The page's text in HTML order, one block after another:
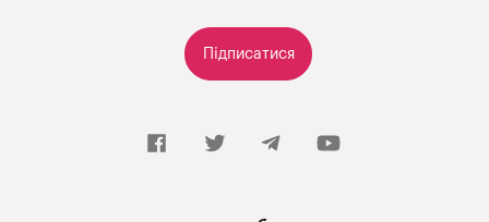
Підписатися